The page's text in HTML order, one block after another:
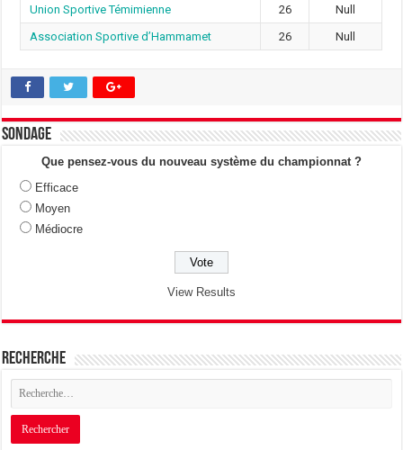
Union Sportive Témimienne 26
Null
Association Sportive d’Hammamet
26 Null
Sondage
Que pensez-vous du nouveau système du championnat ?
Efficace
Moyen
Médiocre
View Results
Recherche